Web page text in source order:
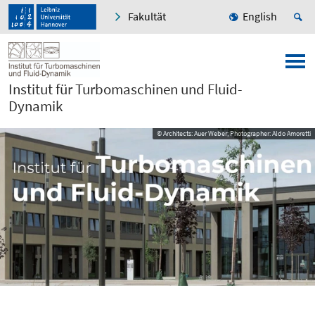
Fakultät English
Institut für Turbomaschinen und Fluid-
Dynamik
© Architects: Auer Weber; Photographer: Aldo Amoretti